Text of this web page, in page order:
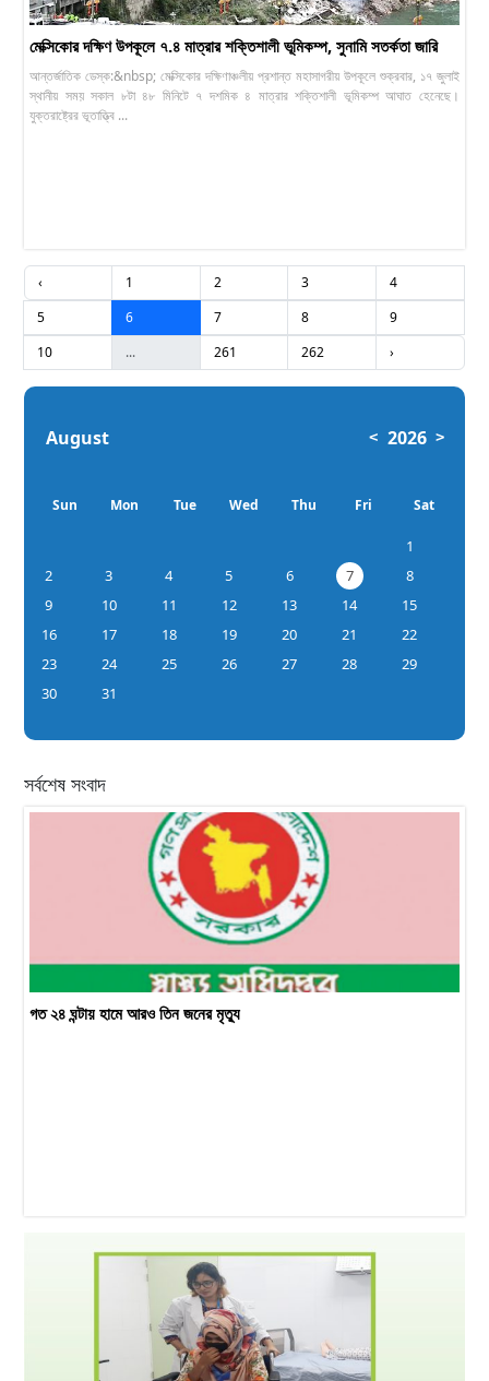
মেক্সিকোর দক্ষিণ উপকূলে ৭.৪ মাত্রার শক্তিশালী ভূমিকম্প, সুনামি সতর্কতা জারি
আন্তর্জাতিক ডেস্ক:&nbsp; মেক্সিকোর দক্ষিণাঞ্চলীয় প্রশান্ত মহাসাগরীয় উপকূলে শুক্রবার, ১৭ জুলাই
স্থানীয় সময় সকাল ৮টা ৪৮ মিনিটে ৭ দশমিক ৪ মাত্রার শক্তিশালী ভূমিকম্প আঘাত হেনেছে।
যুক্তরাষ্ট্রের ভূতাত্ত্বি ...
‹ 1 2 3
4
5
6 7 8
9
10
... 261 262 ›
August < 2026 >
Sun Mon Tue Wed Thu Fri Sat
1
2
3 4 5 6 7
8
9
10 11 12 13 14
15
16
17 18 19 20 21
22
23
24 25 26 27 28
29
30
31
সর্বশেষ সংবাদ
গত ২৪ ঘন্টায় হামে আরও তিন জনের মৃত্যু